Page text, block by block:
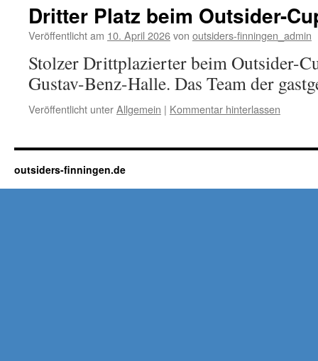
Dritter Platz beim Outsider-
Veröffentlicht am 10. April 2026von outsiders-finningen_admin
Stolzer Drittplazierter beim Outsider-
Gustav-Benz-Halle. Das Team der
Veröffentlicht unterAllgemein | Kommentar hinterlassen
outsiders-finningen.de